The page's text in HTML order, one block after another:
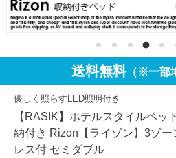
送料無料（※一部
優しく照らすLED照明付き
【RASIK】ホテルスタイルベッ
納付き Rizon【ライゾン】3ゾー
レス付 セミダブル